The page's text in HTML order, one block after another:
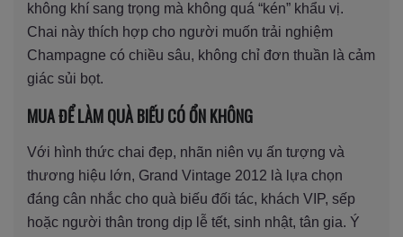
không khí sang trọng mà không quá “kén” khẩu vị.
Chai này thích hợp cho người muốn trải nghiệm
Champagne có chiều sâu, không chỉ đơn thuần là cảm
giác sủi bọt.
MUA ĐỂ LÀM QUÀ BIẾU CÓ ỔN KHÔNG
Với hình thức chai đẹp, nhãn niên vụ ấn tượng và
thương hiệu lớn, Grand Vintage 2012 là lựa chọn
đáng cân nhắc cho quà biếu đối tác, khách VIP, sếp
hoặc người thân trong dịp lễ tết, sinh nhật, tân gia. Ý